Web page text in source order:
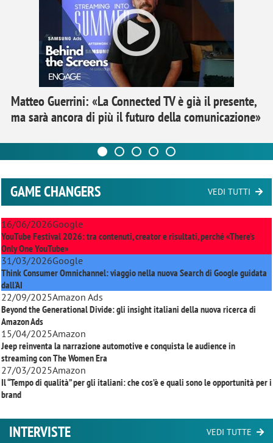
Matteo Guerrini: «La Connected TV è già il presente,
ma sarà ancora di più il futuro della comunicazione»
GAME CHANGERS VEDI TUTTI
16/06/2026Google
YouTube Festival 2026: tra contenuti, creator e risultati, perché «There’s
Only One YouTube»
31/03/2026Google
Think Consumer Omnichannel: viaggio nella nuova Search di Google guidata
dall'AI
22/09/2025Amazon Ads
Beyond the Generational Divide: gli insight italiani della nuova ricerca di
Amazon Ads
15/04/2025Amazon
Jeep reinventa la narrazione automotive e conquista le audience in
streaming conThe Women Era
27/03/2025Amazon
Il “Tempo di qualità” per gli italiani: che cos’è e quali sono le opportunità per i
brand
INTERVISTE VEDI TUTTE